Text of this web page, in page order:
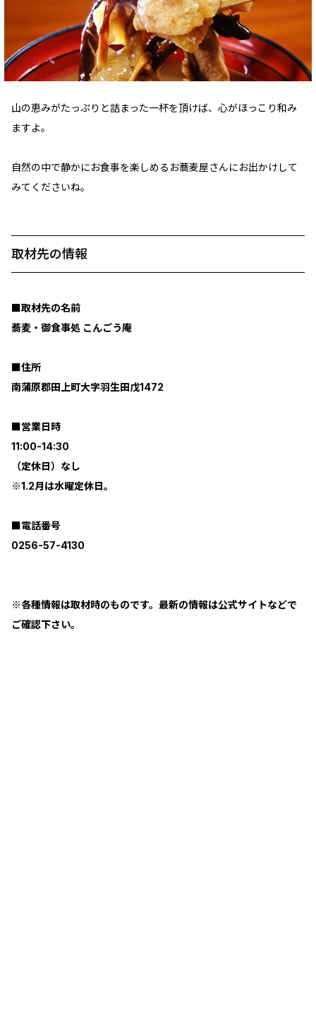
山の恵みがたっぷりと詰まった一杯を頂けば、心がほっこり和み
ますよ。
自然の中で静かにお食事を楽しめるお蕎麦屋さんにお出かけして
みてくださいね。
取材先の情報
■取材先の名前
蕎麦・御食事処 こんごう庵
■住所
南蒲原郡田上町大字羽生田戊1472
■営業日時
11:00-14:30
（定休日）なし
※1.2月は水曜定休日。
■電話番号
0256-57-4130
※各種情報は取材時のものです。最新の情報は公式サイトなどで
ご確認下さい。